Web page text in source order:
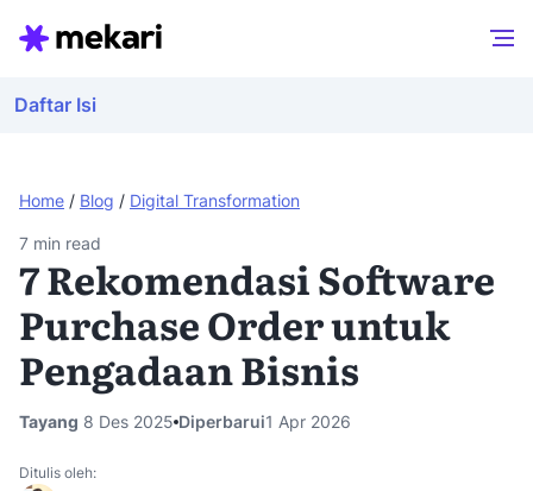
Home / Blog / Digital Transformation
Daftar Isi
7 min read
7 Rekomendasi Software
Purchase Order untuk
Pengadaan Bisnis
Tayang 8 Des 2025 Diperbarui1 Apr 2026
Ditulis oleh: